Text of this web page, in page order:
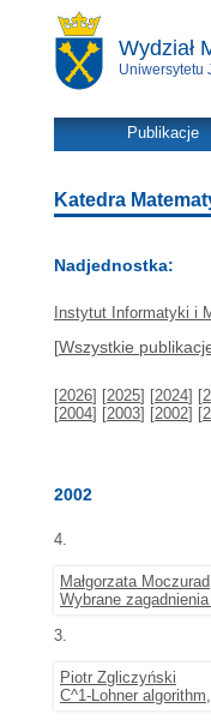
Wydział
Uniwersytetu
Publikacje
Katedra
Nadjednostka:
Instytut Informatyki i
[Wszystkie
[2026] [2025] [2024] [
[2004] [2003] [2002] [
2002
4.
Małgorzata Moczurad
Wybrane
3.
Piotr Zgliczyński
C^1-Lohner algorithm,